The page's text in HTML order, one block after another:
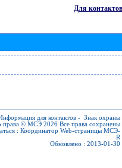
Для контактов
для контактов - Знак охраны
права © МСЭ 2026 Все права сохранены
: Координатор Web-страницы МСЭ-
R
Обновлено : 2013-01-30